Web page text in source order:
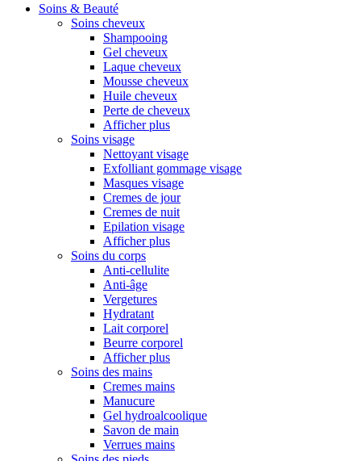
Soins & Beauté
Soins cheveux
Shampooing
Gel cheveux
Laque cheveux
Mousse cheveux
Huile cheveux
Perte de cheveux
Afficher plus
Soins visage
Nettoyant visage
Exfolliant gommage visage
Masques visage
Cremes de jour
Cremes de nuit
Epilation visage
Afficher plus
Soins du corps
Anti-cellulite
Anti-âge
Vergetures
Hydratant
Lait corporel
Beurre corporel
Afficher plus
Soins des mains
Cremes mains
Manucure
Gel hydroalcoolique
Savon de main
Verrues mains